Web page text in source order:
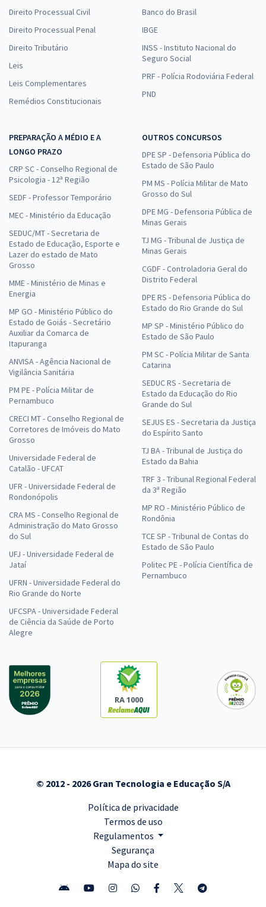
Direito Processual Civil
Direito Processual Penal
Direito Tributário
Leis
Leis Complementares
Remédios Constitucionais
Banco do Brasil
IBGE
INSS - Instituto Nacional do
Seguro Social
PRF - Polícia Rodoviária Federal
PND
PREPARAÇÃO A MÉDIO E A
LONGO PRAZO
CRP SC - Conselho Regional de
Psicologia - 12ª Região
SEDF - Professor Temporário
MEC - Ministério da Educação
SEDUC/MT - Secretaria de
Estado de Educação, Esporte e
Lazer do estado de Mato
Grosso
MME - Ministério de Minas e
Energia
MP GO - Ministério Público do
Estado de Goiás - Secretário
Auxiliar da Comarca de
Itapuranga
ANVISA - Agência Nacional de
Vigilância Sanitária
PM PE - Polícia Militar de
Pernambuco
CRECI MT - Conselho Regional de
Corretores de Imóveis do Mato
Grosso
Universidade Federal de
Catalão - UFCAT
UFR - Universidade Federal de
Rondonópolis
CRA MS - Conselho Regional de
Administração do Mato Grosso
do Sul
UFJ - Universidade Federal de
Jataí
UFRN - Universidade Federal do
Rio Grande do Norte
UFCSPA - Universidade Federal
de Ciência da Saúde de Porto
Alegre
OUTROS CONCURSOS
DPE SP - Defensoria Pública do
Estado de São Paulo
PM MS - Polícia Militar de Mato
Grosso do Sul
DPE MG - Defensoria Pública de
Minas Gerais
TJ MG - Tribunal de Justiça de
Minas Gerais
CGDF - Controladoria Geral do
Distrito Federal
DPE RS - Defensoria Pública do
Estado do Rio Grande do Sul
MP SP - Ministério Público do
Estado de São Paulo
PM SC - Polícia Militar de Santa
Catarina
SEDUC RS - Secretaria de
Estado da Educação do Rio
Grande do Sul
SEJUS ES - Secretaria da Justiça
do Espírito Santo
TJ BA - Tribunal de Justiça do
Estado da Bahia
TRF 3 - Tribunal Regional Federal
da 3ª Região
MP RO - Ministério Público de
Rondônia
TCE SP - Tribunal de Contas do
Estado de São Paulo
Politec PE - Polícia Científica de
Pernambuco
RA 1000
© 2012 - 2026 Gran Tecnologia e Educação S/A
Política de privacidade
Termos de uso
Regulamentos
Segurança
Mapa do site